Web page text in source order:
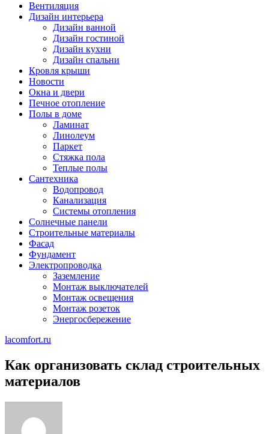
Вентиляция
Дизайн интерьера
Дизайн ванной
Дизайн гостиной
Дизайн кухни
Дизайн спальни
Кровля крыши
Новости
Окна и двери
Печное отопление
Полы в доме
Ламинат
Линолеум
Паркет
Стяжка пола
Теплые полы
Сантехника
Водопровод
Канализация
Системы отопления
Солнечные панели
Строительные материалы
Фасад
Фундамент
Электропроводка
Заземление
Монтаж выключателей
Монтаж освещения
Монтаж розеток
Энергосбережение
lacomfort.ru
Как организовать склад строительных
материалов